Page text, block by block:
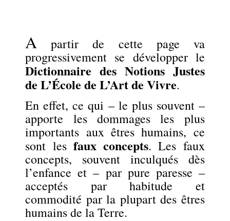
A partir de cette page va
progressivement se développer le
Dictionnaire des Notions Justes
de L’École de L’Art de Vivre.
En effet, ce qui – le plus souvent –
apporte les dommages les plus
importants aux êtres humains, ce
sont les faux concepts. Les faux
concepts, souvent inculqués dès
l’enfance et – par pure paresse –
acceptés par habitude et
commodité par la plupart des êtres
humains de la Terre.